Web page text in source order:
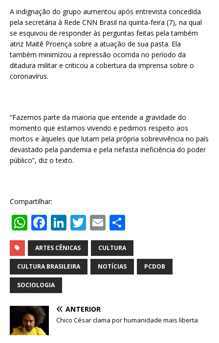
A indignação do grupo aumentou após entrevista concedida
pela secretária à Rede CNN Brasil na quinta-feira (7), na qual
se esquivou de responder às perguntas feitas pela também
atriz Maitê Proença sobre a atuação de sua pasta. Ela
também minimizou a repressão ocorrida no período da
ditadura militar e criticou a cobertura da imprensa sobre o
coronavírus.
“Fazemos parte da maioria que entende a gravidade do
momento que estamos vivendo e pedimos respeito aos
mortos e àqueles que lutam pela própria sobrevivência no país
devastado pela pandemia e pela nefasta ineficiência do poder
público”, diz o texto.
Compartilhar:
W
h
at
s
A
p
p
F
a
c
e
b
o
o
k
Li
n
k
e
T
w
it
te
E
m
ai
l
h
ar
e
ARTES CÊNICAS CULTURA
CULTURA BRASILEIRA NOTÍCIAS PCDOB
SOCIOLOGIA
ANTERIOR
Chico César clama por humanidade mais liberta